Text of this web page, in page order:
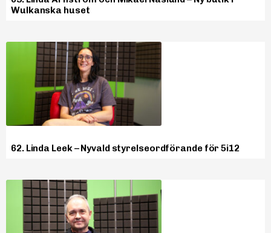
Wulkanska huset
62. Linda Leek – Nyvald styrelseordförande för 5i12